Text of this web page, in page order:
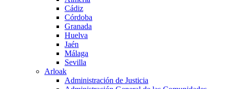
Cádiz
Córdoba
Granada
Huelva
Jaén
Málaga
Sevilla
Arloak
Administración de Justicia